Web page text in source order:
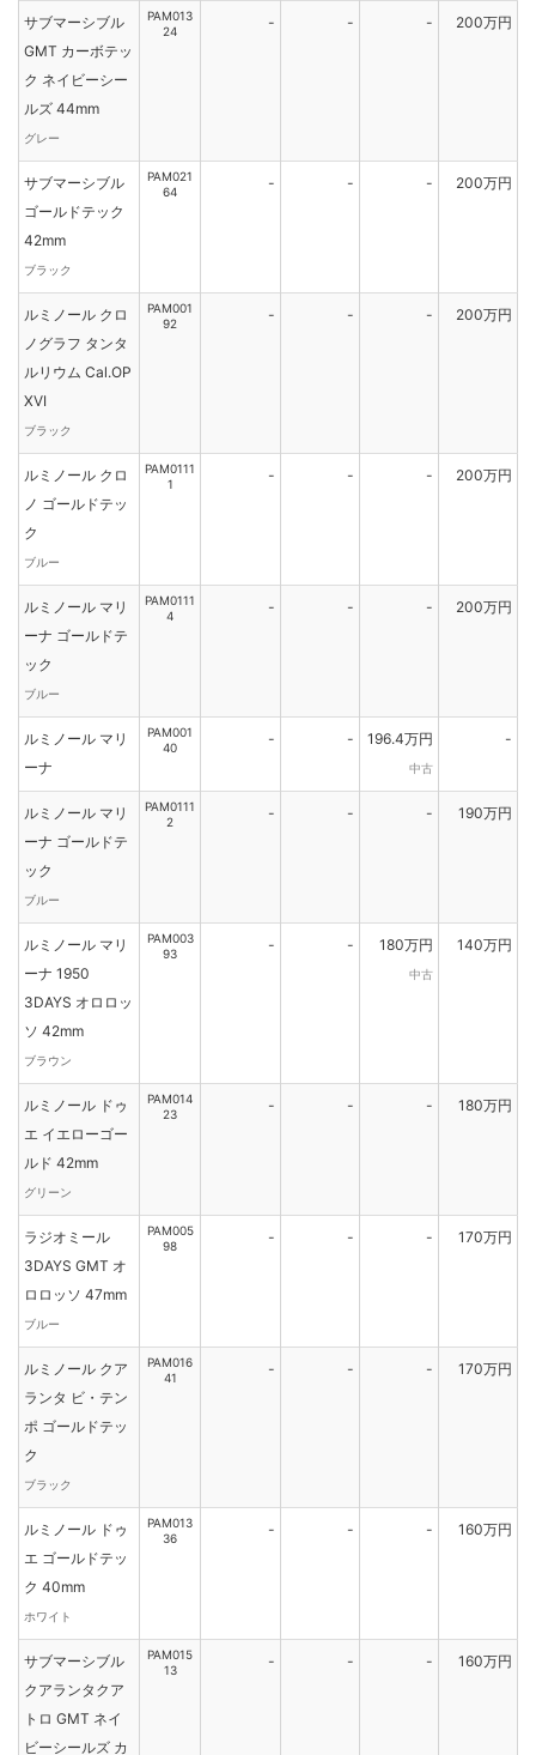
サブマーシブル
GMT カーボテッ
ク ネイビーシー
ルズ 44mm
グレー
PAM013
24
- - - 200万円
サブマーシブル
ゴールドテック
42mm
ブラック
PAM021
64
- - - 200万円
ルミノール クロ
ノグラフ タンタ
ルリウム Cal.OP
XVI
ブラック
PAM001
92
- - - 200万円
ルミノール クロ
ノ ゴールドテッ
ク
ブルー
PAM0111
1
- - - 200万円
ルミノール マリ
ーナ ゴールドテ
ック
ブルー
PAM0111
4
- - - 200万円
ルミノール マリ
ーナ
PAM001
40
- - 196.4万円
中古
-
ルミノール マリ
ーナ ゴールドテ
ック
ブルー
PAM0111
2
- - - 190万円
ルミノール マリ
ーナ 1950
3DAYS オロロッ
ソ 42mm
ブラウン
PAM003
93
- - 180万円
中古
140万円
ルミノール ドゥ
エ イエローゴー
ルド 42mm
グリーン
PAM014
23
- - - 180万円
ラジオミール
3DAYS GMT オ
ロロッソ 47mm
ブルー
PAM005
98
- - - 170万円
ルミノール クア
ランタ ビ・テン
ポ ゴールドテッ
ク
ブラック
PAM016
41
- - - 170万円
ルミノール ドゥ
エ ゴールドテッ
ク 40mm
ホワイト
PAM013
36
- - - 160万円
サブマーシブル
クアランタクア
トロ GMT ネイ
ビーシールズ カ
PAM015
13
- - - 160万円